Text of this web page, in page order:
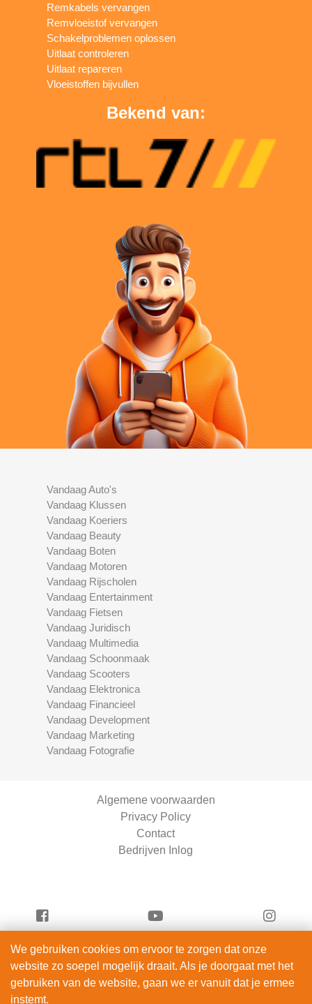
Remkabels vervangen
Remvloeistof vervangen
Schakelproblemen oplossen
Uitlaat controleren
Uitlaat repareren
Vloeistoffen bijvullen
Bekend van:
Vandaag Auto's
Vandaag Klussen
Vandaag Koeriers
Vandaag Beauty
Vandaag Boten
Vandaag Motoren
Vandaag Rijscholen
Vandaag Entertainment
Vandaag Fietsen
Vandaag Juridisch
Vandaag Multimedia
Vandaag Schoonmaak
Vandaag Scooters
Vandaag Elektronica
Vandaag Financieel
Vandaag Development
Vandaag Marketing
Vandaag Fotografie
Algemene voorwaarden
Privacy Policy
Contact
Bedrijven Inlog
Vandaag Scooters is onderdeel van
ServiceRight B.V. | KVK 90914872
We gebruiken cookies om ervoor te zorgen dat onze
website zo soepel mogelijk draait. Als je doorgaat met het
gebruiken van de website, gaan we er vanuit dat je ermee
instemt.